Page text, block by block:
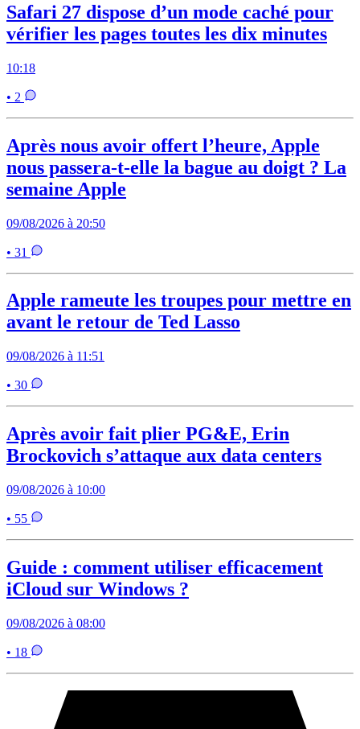
Safari 27 dispose d’un mode caché pour
vérifier les pages toutes les dix minutes
10:18
• 2
Après nous avoir offert l’heure, Apple
nous passera-t-elle la bague au doigt ? La
semaine Apple
09/08/2026 à 20:50
• 31
Apple rameute les troupes pour mettre en
avant le retour de Ted Lasso
09/08/2026 à 11:51
• 30
Après avoir fait plier PG&E, Erin
Brockovich s’attaque aux data centers
09/08/2026 à 10:00
• 55
Guide : comment utiliser efficacement
iCloud sur Windows ?
09/08/2026 à 08:00
• 18